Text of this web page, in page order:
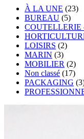
À LA UNE (23)
BUREAU (5)
COUTELLERIE
LOISIRS (2)
MARIN (3)
MOBILIER (2)
Non classé (17)
PACKAGING